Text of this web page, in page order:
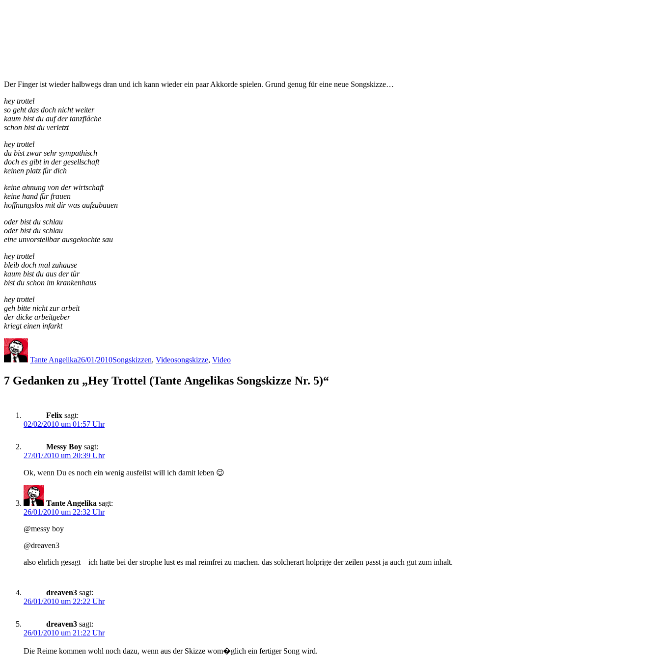
Der Finger ist wieder halbwegs dran und ich kann wieder ein paar Akkorde spielen. Grund genug für eine neue Songskizze…
hey trottel
so geht das doch nicht weiter
kaum bist du auf der tanzfläche
schon bist du verletzt
hey trottel
du bist zwar sehr sympathisch
doch es gibt in der gesellschaft
keinen platz für dich
keine ahnung von der wirtschaft
keine hand für frauen
hoffnungslos mit dir was aufzubauen
oder bist du schlau
oder bist du schlau
eine unvorstellbar ausgekochte sau
hey trottel
bleib doch mal zuhause
kaum bist du aus der tür
bist du schon im krankenhaus
hey trottel
geh bitte nicht zur arbeit
der dicke arbeitgeber
kriegt einen infarkt
Autor
Tante Angelika26/01/2010Songskizzen, Videosongskizze, Video
7 Gedanken zu „Hey Trottel (Tante Angelikas Songskizze Nr. 5)“
Felix sagt:
02/02/2010 um 01:57 Uhr
Messy Boy sagt:
27/01/2010 um 20:39 Uhr
Ok, wenn Du es noch ein wenig ausfeilst will ich damit leben 😉
Tante Angelika sagt:
26/01/2010 um 22:32 Uhr
@messy boy
@dreaven3
also ehrlich gesagt – ich hatte bei der strophe lust es mal reimfrei zu machen. das solcherart holprige der zeilen passt ja auch gut zum inhalt.
dreaven3 sagt:
26/01/2010 um 22:22 Uhr
dreaven3 sagt:
26/01/2010 um 21:22 Uhr
Die Reime kommen wohl noch dazu, wenn aus der Skizze wom�glich ein fertiger Song wird.